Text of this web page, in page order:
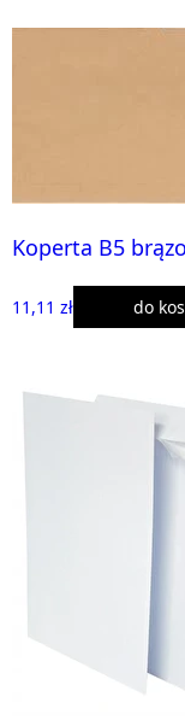
Koperta B5
11,11 zł do